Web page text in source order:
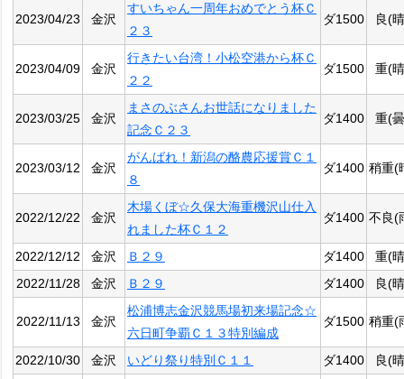
2023/04/23 金沢
すいちゃん一周年おめでとう杯Ｃ
２３
ダ1500 良(
2023/04/09 金沢
行きたい台湾！小松空港から杯Ｃ
２２
ダ1500 重(
2023/03/25 金沢
まさのぶさんお世話になりました
記念Ｃ２３
ダ1400 重(
2023/03/12 金沢
がんばれ！新潟の酪農応援賞Ｃ１
８
ダ1400 稍重(
2022/12/22 金沢
木場くぼ☆久保大海重機沢山仕入
れました杯Ｃ１２
ダ1400 不良(
2022/12/12 金沢 Ｂ２９ ダ1400
重(
2022/11/28
金沢 Ｂ２９ ダ1400 良(
2022/11/13 金沢
松浦博志金沢競馬場初来場記念☆
六日町争覇Ｃ１３特別編成
ダ1500 稍重(
2022/10/30 金沢 いどり祭り特別Ｃ１１ ダ1400
良(